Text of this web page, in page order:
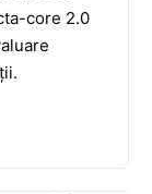
core 2.0